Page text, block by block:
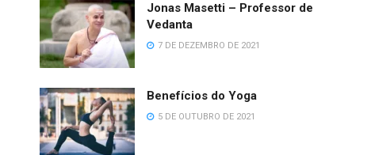
Jonas Masetti – Professor de
Vedanta
7 DE DEZEMBRO DE 2021
Benefícios do Yoga
5 DE OUTUBRO DE 2021